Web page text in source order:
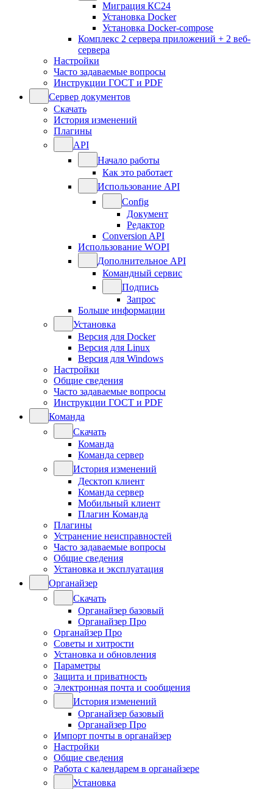
Миграция КС24
Установка Docker
Установка Docker-compose
Комплекс 2 сервера приложений + 2 веб-
сервера
Настройки
Часто задаваемые вопросы
Инструкции ГОСТ и PDF
Сервер документов
Скачать
История изменений
Плагины
API
Начало работы
Как это работает
Использование API
Config
Документ
Редактор
Conversion API
Использование WOPI
Дополнительное API
Командный сервис
Подпись
Запрос
Больше информации
Установка
Версия для Docker
Версия для Linux
Версия для Windows
Настройки
Общие сведения
Часто задаваемые вопросы
Инструкции ГОСТ и PDF
Команда
Скачать
Команда
Команда сервер
История изменений
Десктоп клиент
Команда сервер
Мобильный клиент
Плагин Команда
Плагины
Устранение неисправностей
Часто задаваемые вопросы
Общие сведения
Установка и эксплуатация
Органайзер
Скачать
Органайзер базовый
Органайзер Про
Органайзер Про
Советы и хитрости
Установка и обновления
Параметры
Защита и приватность
Электронная почта и сообщения
История изменений
Органайзер базовый
Органайзер Про
Импорт почты в органайзер
Настройки
Общие сведения
Работа с календарем в органайзере
Установка